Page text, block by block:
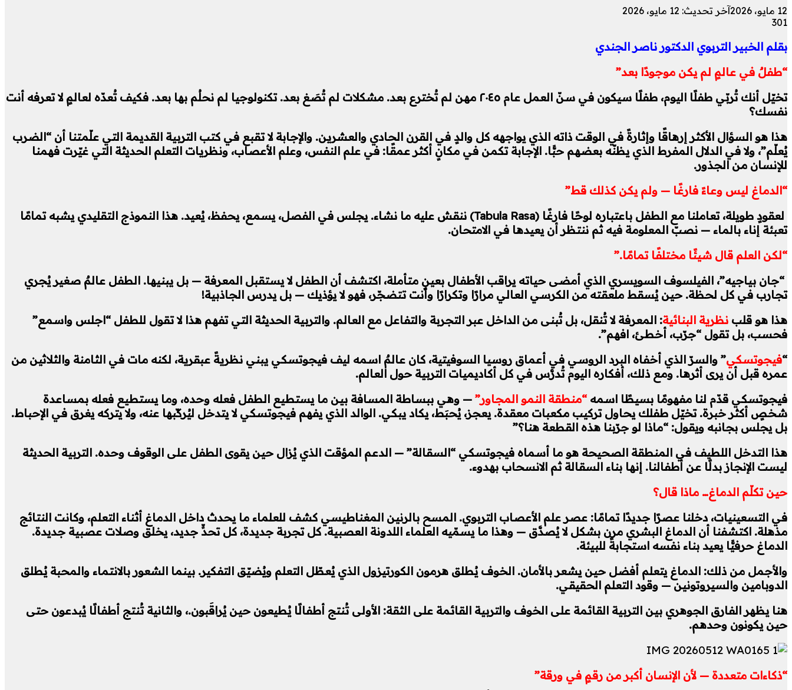
12 مايو، 2026
آخر تحديث: 12 مايو، 2026
301
بقلم الخبير التربوي الدكتور ناصر الجندي
“طفلٌ في عالمٍ لم يكن موجودًا بعد”
تخيّل أنك تُربّي طفلًا اليوم، طفلًا سيكون في سنّ العمل عام ٢٠٤٥ مهن لم تُخترع بعد. مشكلات لم تُصَغ بعد. تكنولوجيا لم نحلُم بها بعد. فكيف تُعدّه لعالمٍ لا تعرفه أنت
نفسك؟
هذا هو السؤال الأكثر إرهاقًا وإثارةً في الوقت ذاته الذي يواجهه كل والدٍ في القرن الحادي والعشرين. والإجابة لا تقبع في كتب التربية القديمة التي علّمتنا أن “الضرب
يُعلّم”، ولا في الدلال المفرط الذي يظنّه بعضهم حبًّا. الإجابة تكمن في مكانٍ أكثر عمقًا: في علم النفس، وعلم الأعصاب، ونظريات التعلم الحديثة التي غيّرت فهمنا
للإنسان من الجذور.
“الدماغ ليس وعاءً فارغًا — ولم يكن كذلك قط”
لعقودٍ طويلة، تعاملنا مع الطفل باعتباره لوحًا فارغًا (Tabula Rasa) ننقش عليه ما نشاء. يجلس في الفصل، يسمع، يحفظ، يُعيد. هذا النموذج التقليدي يشبه تمامًا
تعبئة إناء بالماء — نصبّ المعلومة فيه ثم ننتظر أن يعيدها في الامتحان.
“لكن العلم قال شيئًا مختلفًا تمامًا.”
“جان بياجيه”، الفيلسوف السويسري الذي أمضى حياته يراقب الأطفال بعينٍ متأملة، اكتشف أن الطفل لا يستقبل المعرفة — بل يبنيها. الطفل عالمٌ صغير يُجري
تجارب في كل لحظة. حين يُسقط ملعقته من الكرسي العالي مرارًا وتكرارًا وأنت تتضجّر، فهو لا يؤذيك — بل يدرس الجاذبية!
هذا هو قلب نظرية البنائية: المعرفة لا تُنقل، بل تُبنى من الداخل عبر التجربة والتفاعل مع العالم. والتربية الحديثة التي تفهم هذا لا تقول للطفل “اجلس واسمع”
فحسب، بل تقول “جرّب، أخطئ، افهم”.
“فيجوتسكي” والسرّ الذي أخفاه البرد الروسي في أعماق روسيا السوفيتية، كان عالمٌ اسمه ليف فيجوتسكي يبني نظريةً عبقرية، لكنه مات في الثامنة والثلاثين من
عمره قبل أن يرى أثرها. ومع ذلك، أفكاره اليوم تُدرَّس في كل أكاديميات التربية حول العالم.
فيجوتسكي قدّم لنا مفهومًا بسيطًا اسمه“منطقة النمو المجاور” — وهي ببساطة المسافة بين ما يستطيع الطفل فعله وحده، وما يستطيع فعله بمساعدة
شخصٍ أكثر خبرة. تخيّل طفلك يحاول تركيب مكعبات معقدة. يعجز، يُحبَط، يكاد يبكي. الوالد الذي يفهم فيجوتسكي لا يتدخل ليُركّبها عنه، ولا يتركه يغرق في الإحباط.
بل يجلس بجانبه ويقول: “ماذا لو جرّبنا هذه القطعة هنا؟”
هذا التدخل اللطيف في المنطقة الصحيحة هو ما أسماه فيجوتسكي “السقالة” — الدعم المؤقت الذي يُزال حين يقوى الطفل على الوقوف وحده. التربية الحديثة
ليست الإنجاز بدلًا عن أطفالنا. إنها بناء السقالة ثم الانسحاب بهدوء.
حين تكلّم الدماغ… ماذا قال؟
في التسعينيات، دخلنا عصرًا جديدًا تمامًا: عصر علم الأعصاب التربوي. المسح بالرنين المغناطيسي كشف للعلماء ما يحدث داخل الدماغ أثناء التعلم، وكانت النتائج
مذهلة. اكتشفنا أن الدماغ البشري مرن بشكل لا يُصدَّق — وهذا ما يسمّيه العلماء اللدونة العصبية. كل تجربة جديدة، كل تحدٍّ جديد، يخلق وصلات عصبية جديدة.
الدماغ حرفيًّا يعيد بناء نفسه استجابةً للبيئة.
والأجمل من ذلك: الدماغ يتعلم أفضل حين يشعر بالأمان. الخوف يُطلق هرمون الكورتيزول الذي يُعطّل التعلم ويُضيّق التفكير. بينما الشعور بالانتماء والمحبة يُطلق
الدوبامين والسيروتونين — وقود التعلم الحقيقي.
هنا يظهر الفارق الجوهري بين التربية القائمة على الخوف والتربية القائمة على الثقة: الأولى تُنتج أطفالًا يُطيعون حين يُراقَبون.، والثانية تُنتج أطفالًا يُبدعون حتى
حين يكونون وحدهم.
“ذكاءات متعددة — لأن الإنسان أكبر من رقمٍ في ورقة”